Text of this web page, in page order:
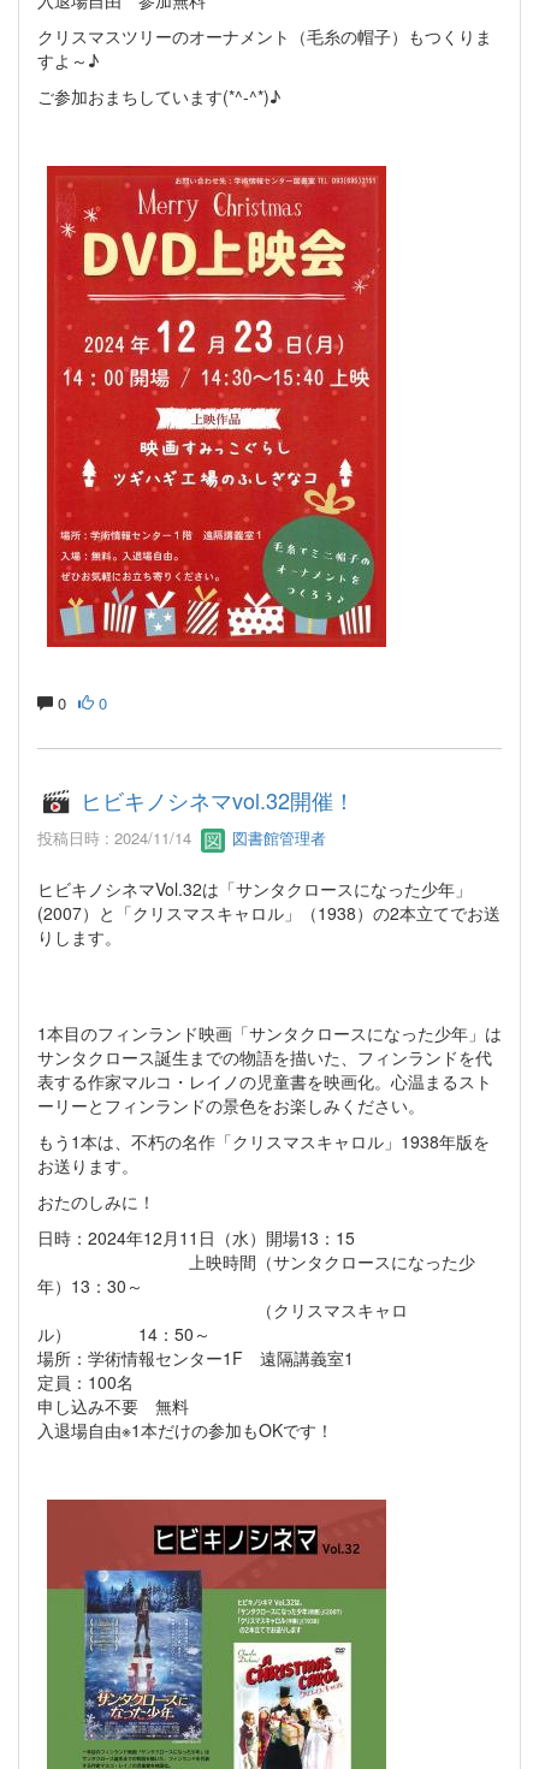
クリスマスツリーのオーナメント（毛糸の帽子）もつくりま
すよ～♪
ご参加おまちしています(*^-^*)♪
0 0
ヒビキノシネマvol.32開催！
投稿日時 : 2024/11/14 図書館管理者
ヒビキノシネマVol.32は「サンタクロースになった少年」
(2007）と「クリスマスキャロル」（1938）の2本立てでお送
りします。
1本目のフィンランド映画「サンタクロースになった少年」は
サンタクロース誕生までの物語を描いた、フィンランドを代
表する作家マルコ・レイノの児童書を映画化。心温まるスト
ーリーとフィンランドの景色をお楽しみください。
もう1本は、不朽の名作「クリスマスキャロル」1938年版を
お送ります。
おたのしみに！
日時：2024年12月11日（水）開場13：15
上映時間（サンタクロースになった少
年）13：30～
（クリスマスキャロ
ル） 14：50～
場所：学術情報センター1F 遠隔講義室1
定員：100名
申し込み不要 無料
入退場自由※1本だけの参加もOKです！